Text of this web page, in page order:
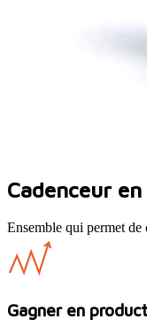
Cadenceur
Ensemble qui permet de
Gagner en